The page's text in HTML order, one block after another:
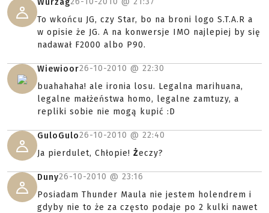
Wurzag
To wkońcu JG, czy Star, bo na broni logo S.T.A.R a
w opisie że JG. A na konwersje IMO najlepiej by się
nadawał F2000 albo P90.
Wiewioor26-10-2010 @ 22:30
buahahaha! ale ironia losu. Legalna marihuana,
legalne małżeństwa homo, legalne zamtuzy, a
repliki sobie nie mogą kupić :D
GuloGulo26-10-2010 @ 22:40
Ja pierdulet, Chłopie! Żeczy?
Duny26-10-2010 @ 23:16
Posiadam Thunder Maula nie jestem holendrem i
gdyby nie to że za często podaje po 2 kulki nawet